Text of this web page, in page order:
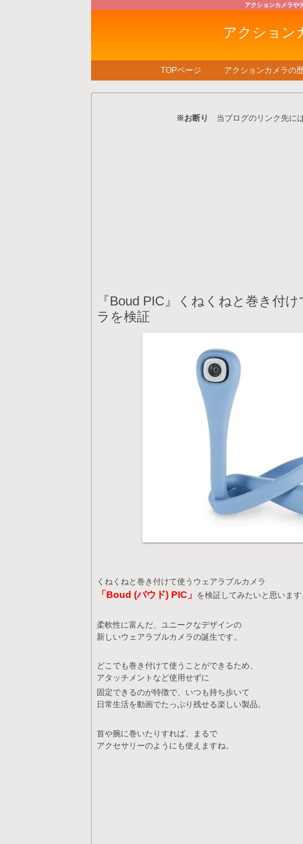
アクションカメラや
アクション
TOPページ アクションカメラの
※お断り 当ブログのリンク先に
『Boud PIC』くねくねと巻き付
ラを検証
くねくねと巻き付けて使うウェアラブルカメラ
「Boud (バウド) PIC」 を検証してみたいと思います
柔軟性に富んだ、ユニークなデザインの
新しいウェアラブルカメラの誕生です。
どこでも巻き付けて使うことができるため、
アタッチメントなど使用せずに
固定できるのが特徴で、いつも持ち歩いて
日常生活を動画でたっぷり残せる楽しい製品。
首や腕に巻いたりすれば、まるで
アクセサリーのようにも使えますね。